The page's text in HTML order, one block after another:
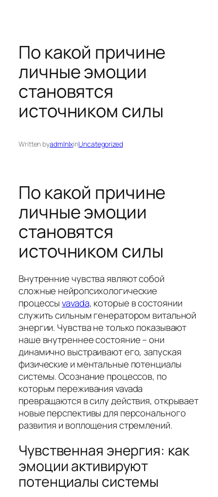
contentПо какой причине
личные эмоции
становятся
источником силы
Written byadmlnlxinUncategorized
По какой причине
личные эмоции
становятся
источником силы
Внутренние чувства являют собой
сложные нейропсихологические
процессыvavada, которые в состоянии
служить сильным генератором витальной
энергии. Чувства не только показывают
наше внутреннее состояние – они
динамично выстраивают его, запуская
физические и ментальные потенциалы
системы. Осознание процессов, по
которым переживания vavada
превращаются в силу действия, открывает
новые перспективы для персонального
развития и воплощения стремлений.
Чувственная энергия: как
эмоции активируют
потенциалы системы